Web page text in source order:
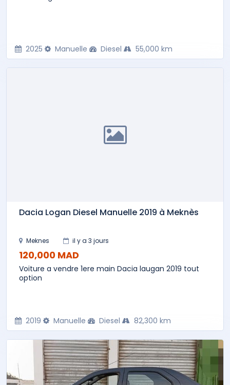
2025 Manuelle Diesel 55,000 km
Dacia Logan Diesel Manuelle 2019 à Meknès
Meknes il y a 3 jours
120,000 MAD
Voiture a vendre 1ere main Dacia laugan 2019 tout
option
2019 Manuelle Diesel 82,300 km